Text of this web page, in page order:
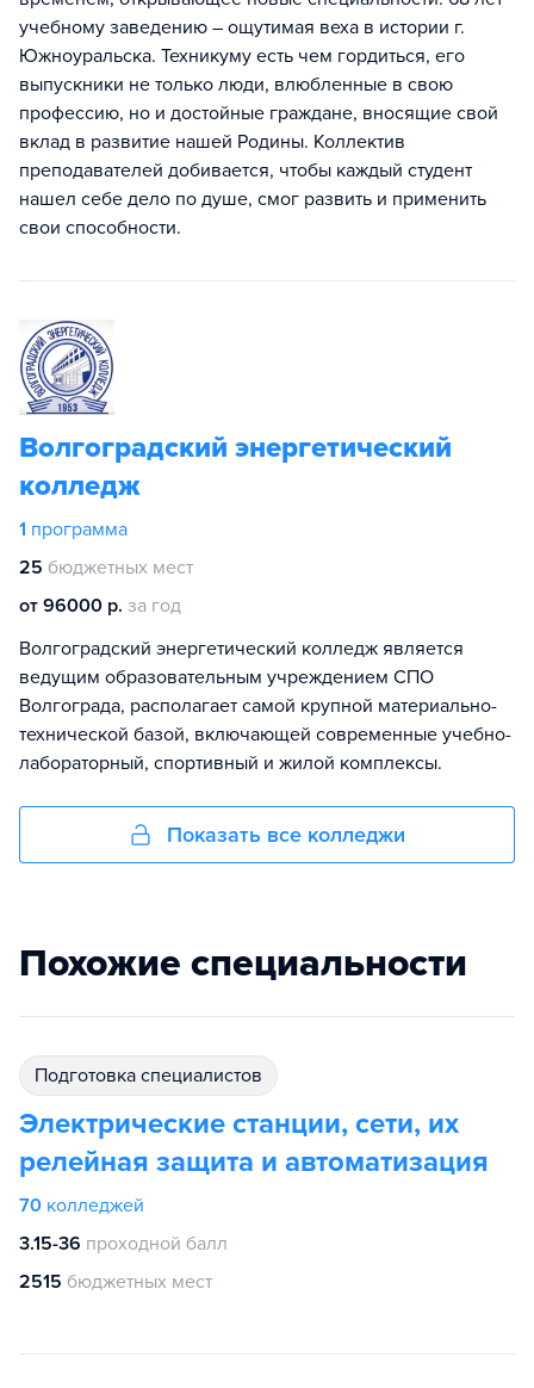
учебному заведению – ощутимая веха в истории г.
Южноуральска. Техникуму есть чем гордиться, его
выпускники не только люди, влюбленные в свою
профессию, но и достойные граждане, вносящие свой
вклад в развитие нашей Родины. Коллектив
преподавателей добивается, чтобы каждый студент
нашел себе дело по душе, смог развить и применить
свои способности.
Волгоградский энергетический
колледж
1 программа
25 бюджетных мест
от 96000 р. за год
Волгоградский энергетический колледж является
ведущим образовательным учреждением СПО
Волгограда, располагает самой крупной материально-
технической базой, включающей современные учебно-
лабораторный, спортивный и жилой комплексы.
Показать все колледжи
Похожие специальности
подготовка специалистов
Электрические станции, сети, их
релейная защита и автоматизация
70 колледжей
3.15-36 проходной балл
2515 бюджетных мест